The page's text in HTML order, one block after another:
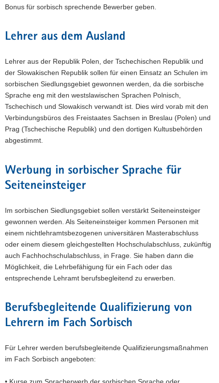
Bonus für sorbisch sprechende Bewerber geben.
Lehrer aus dem Ausland
Lehrer aus der Republik Polen, der Tschechischen Republik und
der Slowakischen Republik sollen für einen Einsatz an Schulen im
sorbischen Siedlungsgebiet gewonnen werden, da die sorbische
Sprache eng mit den westslawischen Sprachen Polnisch,
Tschechisch und Slowakisch verwandt ist. Dies wird vorab mit den
Verbindungsbüros des Freistaates Sachsen in Breslau (Polen) und
Prag (Tschechische Republik) und den dortigen Kultusbehörden
abgestimmt.
Werbung in sorbischer Sprache für
Seiteneinsteiger
Im sorbischen Siedlungsgebiet sollen verstärkt Seiteneinsteiger
gewonnen werden. Als Seiteneinsteiger kommen Personen mit
einem nichtlehramtsbezogenen universitären Masterabschluss
oder einem diesem gleichgestellten Hochschulabschluss, zukünftig
auch Fachhochschulabschluss, in Frage. Sie haben dann die
Möglichkeit, die Lehrbefähigung für ein Fach oder das
entsprechende Lehramt berufsbegleitend zu erwerben.
Berufsbegleitende Qualifizierung von
Lehrern im Fach Sorbisch
Für Lehrer werden berufsbegleitende Qualifizierungsmaßnahmen
im Fach Sorbisch angeboten: